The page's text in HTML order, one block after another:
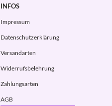
INFOS
Impressum
Datenschutzerklärung
Versandarten
Widerrufsbelehrung
Zahlungsarten
AGB